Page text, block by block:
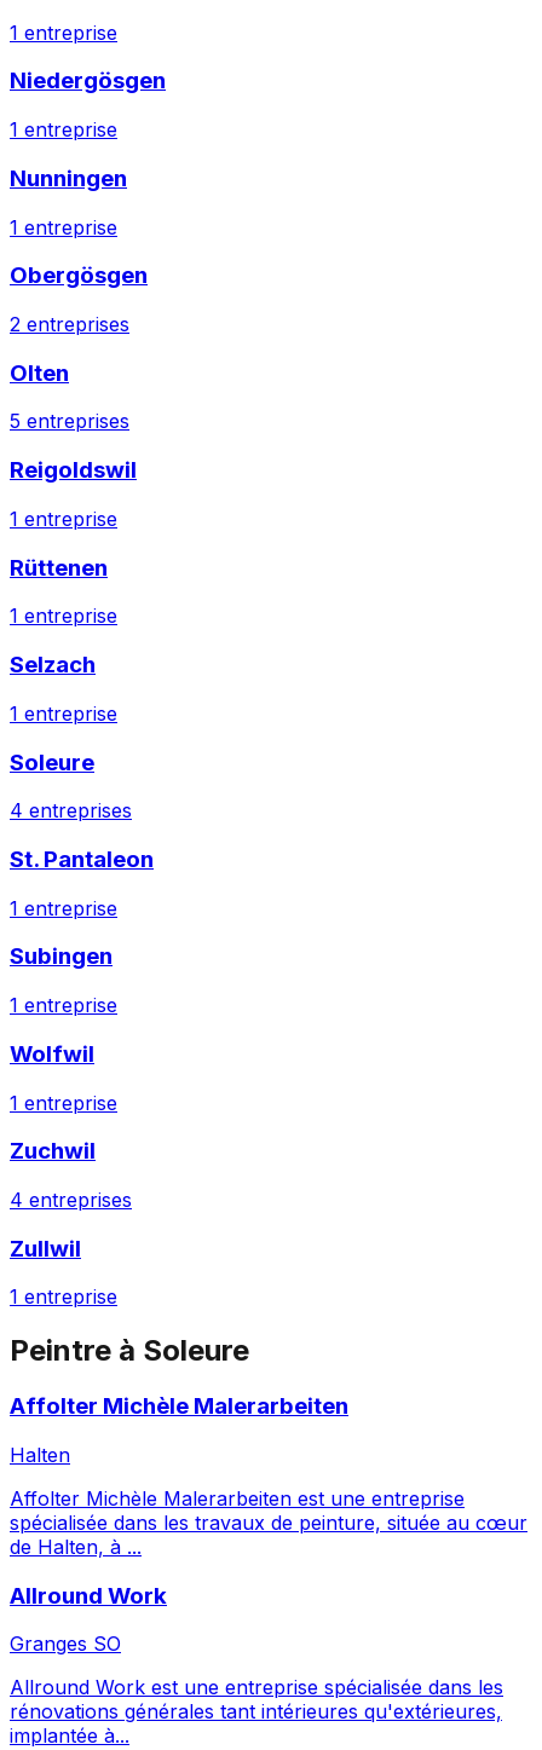
1 entreprise
Niedergösgen
1 entreprise
Nunningen
1 entreprise
Obergösgen
2 entreprises
Olten
5 entreprises
Reigoldswil
1 entreprise
Rüttenen
1 entreprise
Selzach
1 entreprise
Soleure
4 entreprises
St. Pantaleon
1 entreprise
Subingen
1 entreprise
Wolfwil
1 entreprise
Zuchwil
4 entreprises
Zullwil
1 entreprise
Peintre à Soleure
Affolter Michèle Malerarbeiten
Halten
Affolter Michèle Malerarbeiten est une entreprise
spécialisée dans les travaux de peinture, située au cœur
de Halten, à ...
Allround Work
Granges SO
Allround Work est une entreprise spécialisée dans les
rénovations générales tant intérieures qu'extérieures,
implantée à...